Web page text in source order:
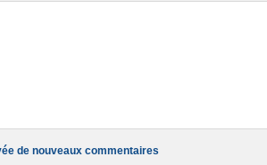
de nouveaux commentaires